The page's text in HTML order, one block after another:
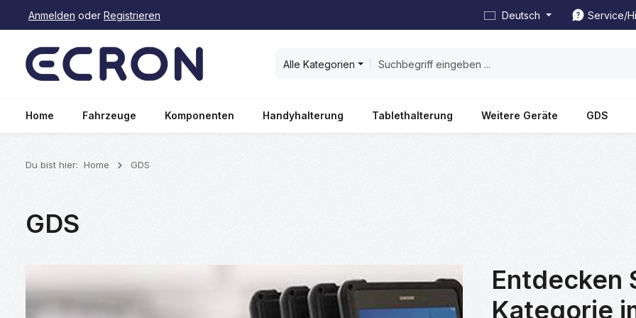
Zur Hauptnavigation springen
Anmelden oder Registrieren Deutsch Service/
Alle Kategorien
Home Fahrzeuge Komponenten Handyhalterung Tablethalterung Weitere Geräte GDS
Du bist hier: Home GDS
GDS
Entdecken
Kategorie